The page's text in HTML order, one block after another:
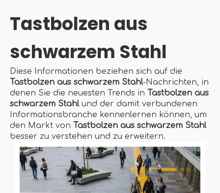
Tastbolzen aus
schwarzem Stahl
Diese Informationen beziehen sich auf die
Tastbolzen aus schwarzem Stahl-Nachrichten, in
denen Sie die neuesten Trends in Tastbolzen aus
schwarzem Stahlund der damit verbundenen
Informationsbranche kennenlernen können, um
den Markt von Tastbolzen aus schwarzem Stahl
besser zu verstehen und zu erweitern.